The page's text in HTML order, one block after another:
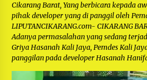
Cikarang Barat, Yang berbicara kepada
pihak developer yang di panggil oleh
LIPUTANCIKARANG.com- CIKARANG
Adanya permasalahan yang sedang
Griya Hasanah Kali Jaya, Pemdes Kali
panggilan pada developer Hasanah